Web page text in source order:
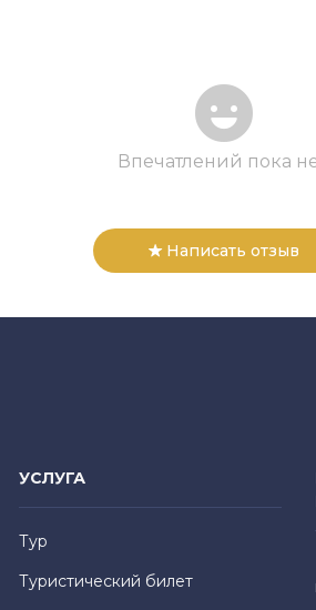
Впечатлений пока
Написать отзыв
УСЛУГА
Тур
Туристический билет